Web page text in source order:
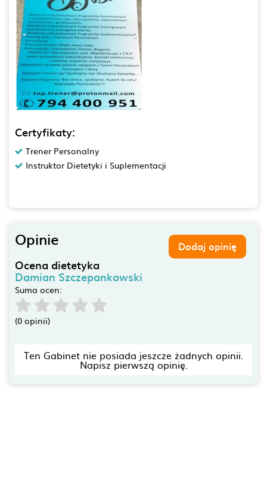
Certyfikaty:
Trener Personalny
Instruktor Dietetyki i Suplementacji
Opinie Dodaj opinię
Ocena dietetyka
Damian Szczepankowski
Suma ocen:
(0 opinii)
Ten Gabinet nie posiada jeszcze żadnych opinii.
Napisz pierwszą opinię.